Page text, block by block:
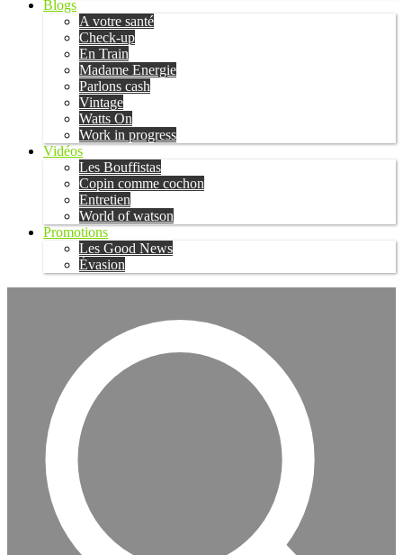
Blogs
A votre santé
Check-up
En Train
Madame Energie
Parlons cash
Vintage
Watts On
Work in progress
Vidéos
Les Bouffistas
Copin comme cochon
Entretien
World of watson
Promotions
Les Good News
Évasion